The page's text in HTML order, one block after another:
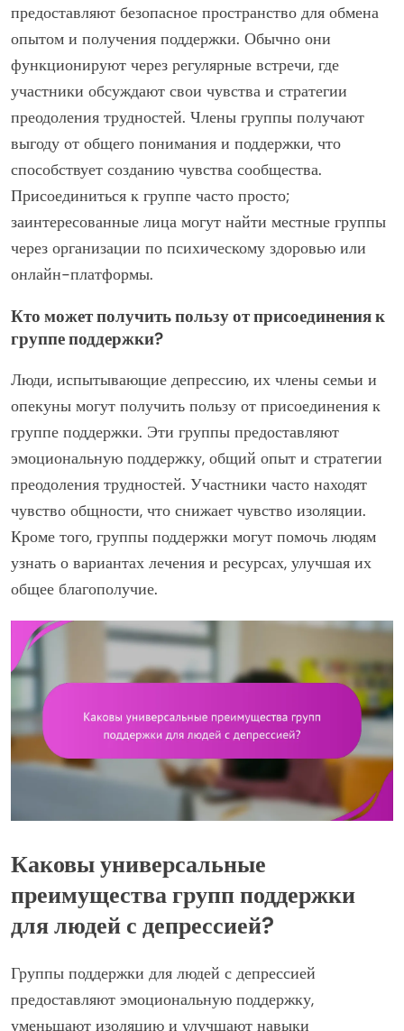
предоставляют безопасное пространство для обмена
опытом и получения поддержки. Обычно они
функционируют через регулярные встречи, где
участники обсуждают свои чувства и стратегии
преодоления трудностей. Члены группы получают
выгоду от общего понимания и поддержки, что
способствует созданию чувства сообщества.
Присоединиться к группе часто просто;
заинтересованные лица могут найти местные группы
через организации по психическому здоровью или
онлайн-платформы.
Кто может получить пользу от присоединения к
группе поддержки?
Люди, испытывающие депрессию, их члены семьи и
опекуны могут получить пользу от присоединения к
группе поддержки. Эти группы предоставляют
эмоциональную поддержку, общий опыт и стратегии
преодоления трудностей. Участники часто находят
чувство общности, что снижает чувство изоляции.
Кроме того, группы поддержки могут помочь людям
узнать о вариантах лечения и ресурсах, улучшая их
общее благополучие.
Каковы универсальные
преимущества групп поддержки
для людей с депрессией?
Группы поддержки для людей с депрессией
предоставляют эмоциональную поддержку,
уменьшают изоляцию и улучшают навыки